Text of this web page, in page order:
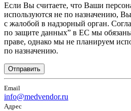
Если Вы считаете, что Ваши
используются не по назначению,
с жалобой в надзорный орган.
по защите данных” в ЕС мы
праве, однако мы не планируем
по назначению.
Отправить
Email
info@medvendor.ru
Адрес